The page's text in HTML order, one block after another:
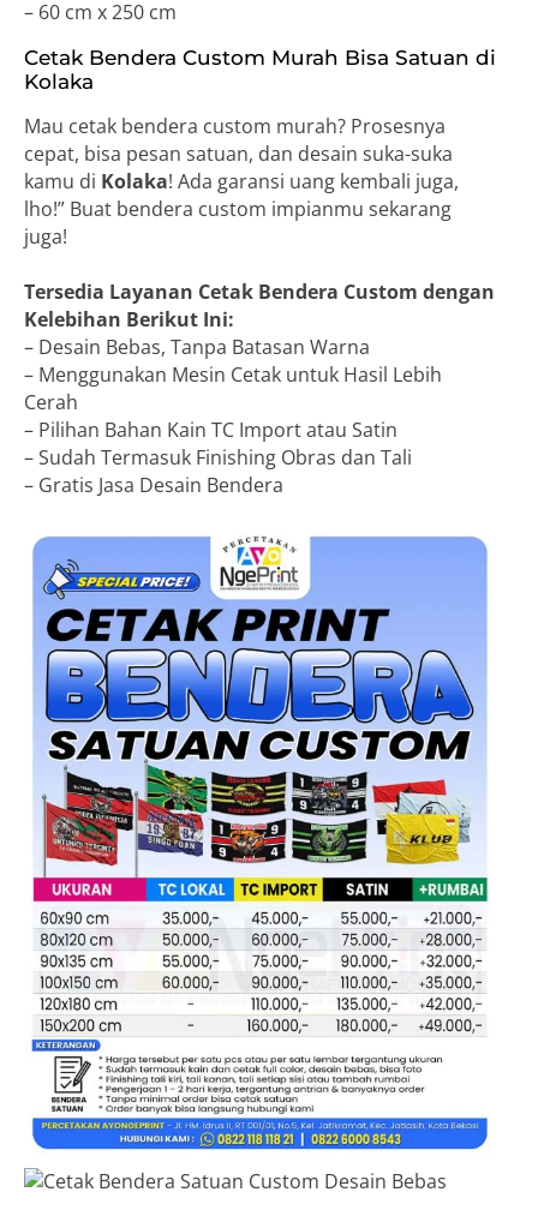
– 60 cm x 250 cm
Cetak Bendera Custom Murah Bisa Satuan di
Kolaka
Mau cetak bendera custom murah? Prosesnya
cepat, bisa pesan satuan, dan desain suka-suka
kamu di Kolaka! Ada garansi uang kembali juga,
lho!” Buat bendera custom impianmu sekarang
juga!
Tersedia Layanan Cetak Bendera Custom dengan
Kelebihan Berikut Ini:
– Desain Bebas, Tanpa Batasan Warna
– Menggunakan Mesin Cetak untuk Hasil Lebih
Cerah
– Pilihan Bahan Kain TC Import atau Satin
– Sudah Termasuk Finishing Obras dan Tali
– Gratis Jasa Desain Bendera